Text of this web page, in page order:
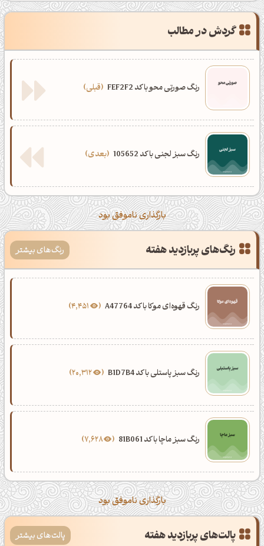
گردش در مطالب
رنگ صورتی محو با کد FEF2F2 قبلی
رنگ سبز لجنی با کد 105652 بعدی
بارگذاری ناموفق بود
رنگ‌های پربازدید هفته رنگ‌های بیشتر
رنگ قهوه‌ای موکا با کد A47764
رنگ سبز پاستلی با کد B1D7B4 20,312
رنگ سبز ماچا با کد 81B061 7,628
بارگذاری ناموفق بود
پالت‌های پربازدید هفته پالت‌های بیشتر